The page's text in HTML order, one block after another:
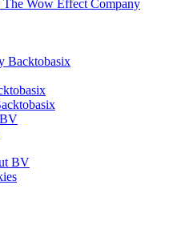
The Wow Effect Company
Backtobasix
BV